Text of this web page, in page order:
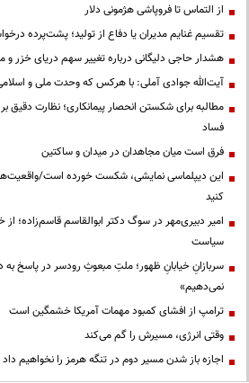
از التماس تا فروپاشی هژمونی دلار
تقسیم غنایم مدیران یا دفاع از تولید؛ پشت‌پرده
هشدار حاجی دلیگانی درباره تغییر سهم دریای خزر و
آیت‌الله جوادی آملی: با هرکس که وحدت ملی و اسلامی
مطالبه برای شکستن انحصار پیمانکاری؛ نظارت دقیق بر
فساد
فرق است میان مجاهدان در میدان و ساکتین
این دیپلماسی نمایشی، شکست خورده است/واقعیت‌ها
کنید
امیر دبیری‌مهر در سوگ دکتر ابوالقاسم قاسم‌زاده؛
سیاست
سربازانِ خیابانِ ظهور؛ ملتِ مبعوثِ رودسر در پاسخ به
نمی‌دهیم»
ترامپ از افشای کمبود مهمات آمریکا خشمگین است
وقتی انرژی، مسیرش را گم می‌کند
اجازه باز شدن مسیر دوم در تنگه هرمز را نخواهیم داد